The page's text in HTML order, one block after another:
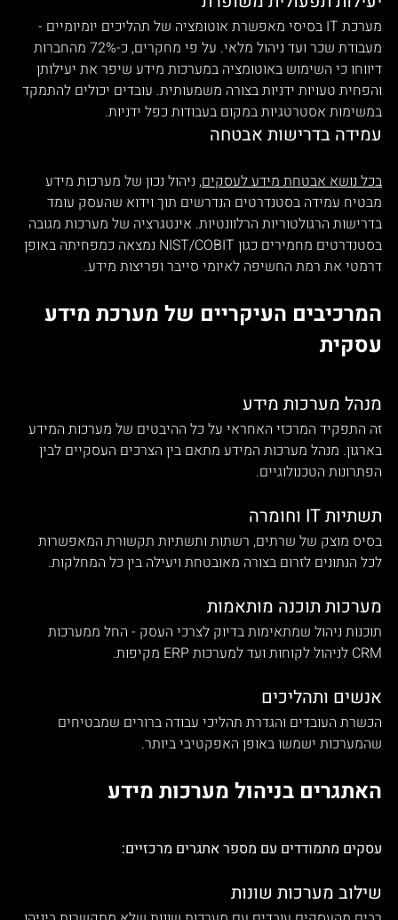
מערכת IT בסיסי מאפשרת אוטומציה של תהליכים יומיומיים -
מעבודת שכר ועד ניהול מלאי. על פי מחקרים, כ-72% מהחברות
דיווחו כי השימוש באוטומציה במערכות מידע שיפר את יעילותן
והפחית טעויות ידניות בצורה משמעותית. עובדים יכולים להתמקד
במשימות אסטרטגיות במקום בעבודות כפל ידניות.
עמידה בדרישות אבטחה
בכל נושא אבטחת מידע לעסקים, ניהול נכון של מערכות מידע
מבטיח עמידה בסטנדרטים הנדרשים תוך וידוא שהעסק עומד
בדרישות הרגולטוריות הרלוונטיות. אינטגרציה של מערכות מגובה
בסטנדרטים מחמירים כגון NIST/COBIT נמצאה כמפחיתה באופן
דרמטי את רמת החשיפה לאיומי סייבר ופריצות מידע.
המרכיבים העיקריים של מערכת מידע
עסקית
מנהל מערכות מידע
זה התפקיד המרכזי האחראי על כל ההיבטים של מערכות המידע
בארגון. מנהל מערכות המידע מתאם בין הצרכים העסקיים לבין
הפתרונות הטכנולוגיים.
תשתיות IT וחומרה
בסיס מוצק של שרתים, רשתות ותשתיות תקשורת המאפשרות
לכל הנתונים לזרום בצורה מאובטחת ויעילה בין כל המחלקות.
מערכות תוכנה מותאמות
תוכנות ניהול שמתאימות בדיוק לצרכי העסק - החל ממערכות
CRM לניהול לקוחות ועד למערכות ERP מקיפות.
אנשים ותהליכים
הכשרת העובדים והגדרת תהליכי עבודה ברורים שמבטיחים
שהמערכות ישמשו באופן האפקטיבי ביותר.
האתגרים בניהול מערכות מידע
עסקים מתמודדים עם מספר אתגרים מרכזיים:
שילוב מערכות שונות